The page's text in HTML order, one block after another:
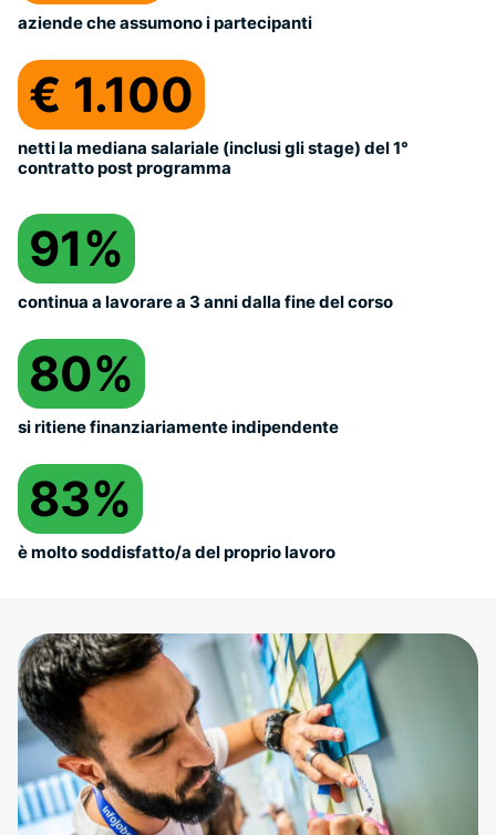
aziende che assumono i partecipanti
€ 1.100
netti la mediana salariale (inclusi gli stage) del 1°
contratto post programma
91%
continua a lavorare a 3 anni dalla fine del corso
80%
si ritiene finanziariamente indipendente
83%
è molto soddisfatto/a del proprio lavoro